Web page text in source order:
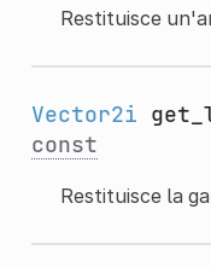
Restituisce
Vector2i
const
Restituisce la